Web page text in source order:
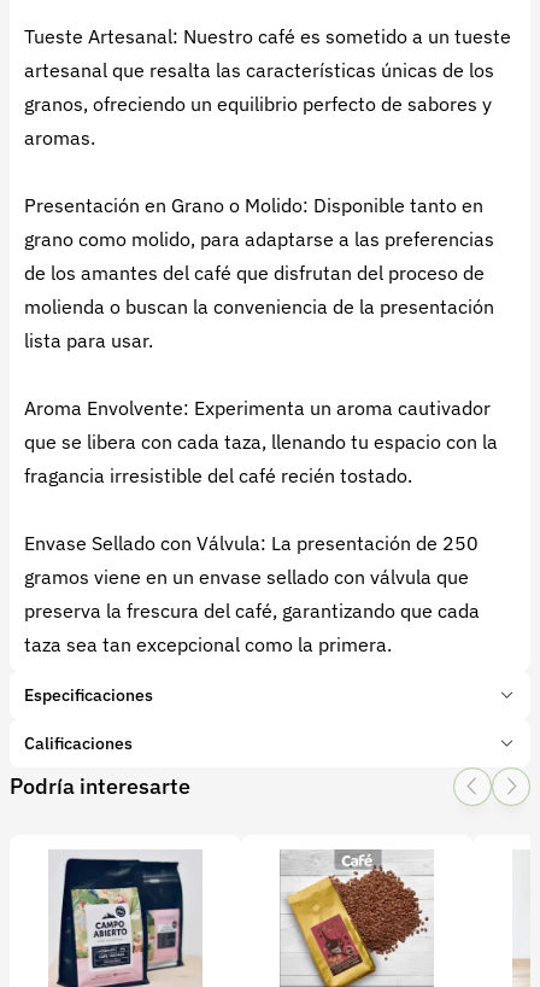
Tueste Artesanal: Nuestro café es sometido a un tueste
artesanal que resalta las características únicas de los
granos, ofreciendo un equilibrio perfecto de sabores y
aromas.
Presentación en Grano o Molido: Disponible tanto en
grano como molido, para adaptarse a las preferencias
de los amantes del café que disfrutan del proceso de
molienda o buscan la conveniencia de la presentación
lista para usar.
Aroma Envolvente: Experimenta un aroma cautivador
que se libera con cada taza, llenando tu espacio con la
fragancia irresistible del café recién tostado.
Envase Sellado con Válvula: La presentación de 250
gramos viene en un envase sellado con válvula que
preserva la frescura del café, garantizando que cada
taza sea tan excepcional como la primera.
Especificaciones
Marca:
MUJERSAB
Tipo de producto:Producto final
Subcategoría:Café
Calificaciones
1 Star
2 Star
3 Star4 Star
0 calificaciones
Podría interesarte